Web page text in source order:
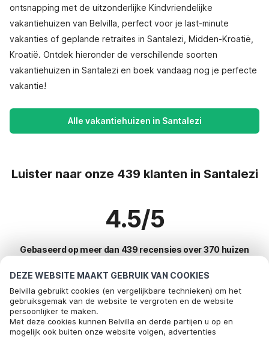
DEZE WEBSITE MAAKT GEBRUIK VAN COOKIES
Belvilla gebruikt cookies (en vergelijkbare technieken) om het
gebruiksgemak van de website te vergroten en de website
persoonlijker te maken.
Met deze cookies kunnen Belvilla en derde partijen u op en
mogelijk ook buiten onze website volgen, advertenties
ontsnapping met de uitzonderlijke Kindvriendelijke
vakantiehuizen van Belvilla, perfect voor je last-minute
vakanties of geplande retraites in Santalezi, Midden-Kroatië,
Kroatië. Ontdek hieronder de verschillende soorten
vakantiehuizen in Santalezi en boek vandaag nog je perfecte
vakantie!
Alle vakantiehuizen in Santalezi
Luister naar onze 439 klanten in Santalezi
4.5/5
Gebaseerd op meer dan 439 recensies over 370 huizen
Meest populaire bestemmingen voor
vakantie
Top steden met top voorzieningen voor vakantie
Bel om te boeken